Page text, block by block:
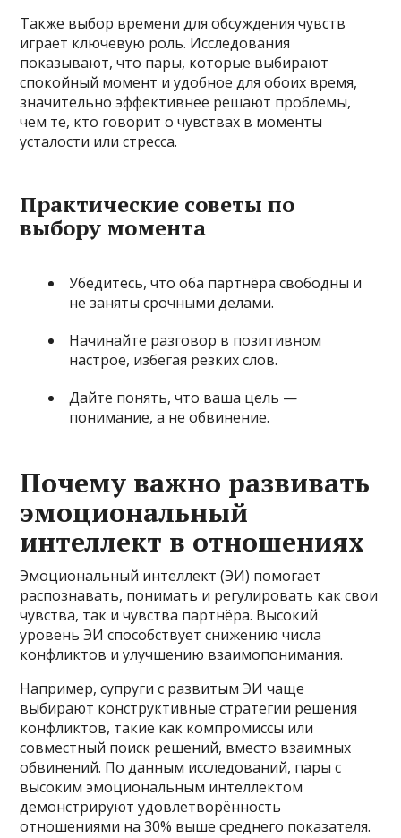
Также выбор времени для обсуждения чувств
играет ключевую роль. Исследования
показывают, что пары, которые выбирают
спокойный момент и удобное для обоих время,
значительно эффективнее решают проблемы,
чем те, кто говорит о чувствах в моменты
усталости или стресса.
Практические советы по
выбору момента
Убедитесь, что оба партнёра свободны и
не заняты срочными делами.
Начинайте разговор в позитивном
настрое, избегая резких слов.
Дайте понять, что ваша цель —
понимание, а не обвинение.
Почему важно развивать
эмоциональный
интеллект в отношениях
Эмоциональный интеллект (ЭИ) помогает
распознавать, понимать и регулировать как свои
чувства, так и чувства партнёра. Высокий
уровень ЭИ способствует снижению числа
конфликтов и улучшению взаимопонимания.
Например, супруги с развитым ЭИ чаще
выбирают конструктивные стратегии решения
конфликтов, такие как компромиссы или
совместный поиск решений, вместо взаимных
обвинений. По данным исследований, пары с
высоким эмоциональным интеллектом
демонстрируют удовлетворённость
отношениями на 30% выше среднего показателя.